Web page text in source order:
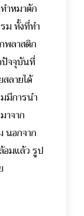
ำหมาตัก
ม ทั้งที่ทำ
พลาสติก
ปัจจุบันที่
ลายได้
มีการนำ
าจาก
นอกจาก
อมแล้ว รูป